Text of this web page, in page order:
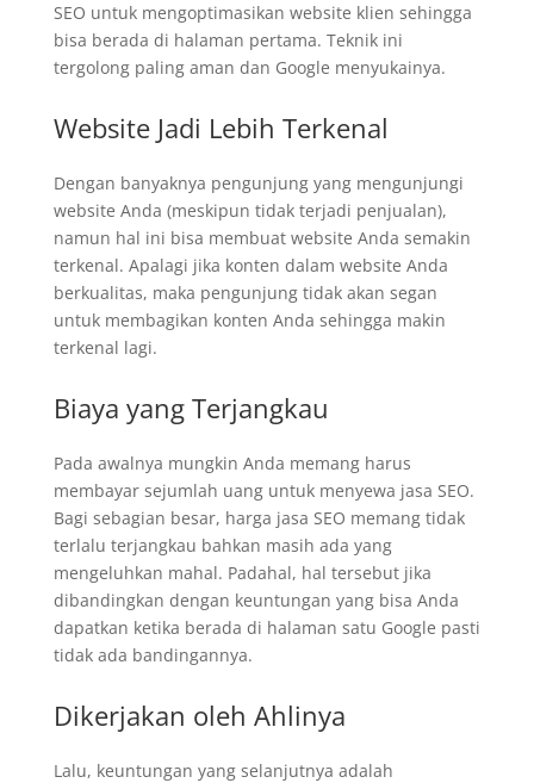
SEO untuk mengoptimasikan website klien sehingga
bisa berada di halaman pertama. Teknik ini
tergolong paling aman dan Google menyukainya.
Website Jadi Lebih Terkenal
Dengan banyaknya pengunjung yang mengunjungi
website Anda (meskipun tidak terjadi penjualan),
namun hal ini bisa membuat website Anda semakin
terkenal. Apalagi jika konten dalam website Anda
berkualitas, maka pengunjung tidak akan segan
untuk membagikan konten Anda sehingga makin
terkenal lagi.
Biaya yang Terjangkau
Pada awalnya mungkin Anda memang harus
membayar sejumlah uang untuk menyewa jasa SEO.
Bagi sebagian besar, harga jasa SEO memang tidak
terlalu terjangkau bahkan masih ada yang
mengeluhkan mahal. Padahal, hal tersebut jika
dibandingkan dengan keuntungan yang bisa Anda
dapatkan ketika berada di halaman satu Google pasti
tidak ada bandingannya.
Dikerjakan oleh Ahlinya
Lalu, keuntungan yang selanjutnya adalah